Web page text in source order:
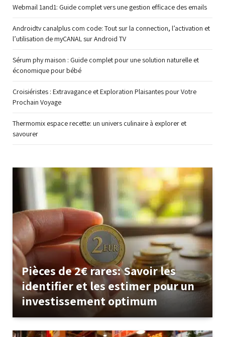
Webmail 1and1: Guide complet vers une gestion efficace des emails
Androidtv canalplus com code: Tout sur la connection, l’activation et
l’utilisation de myCANAL sur Android TV
Sérum phy maison : Guide complet pour une solution naturelle et
économique pour bébé
Croisiéristes : Extravagance et Exploration Plaisantes pour Votre
Prochain Voyage
Thermomix espace recette: un univers culinaire à explorer et
savourer
Pièces de 2€ rares: Savoir les
identifier et les estimer pour un
investissement optimum